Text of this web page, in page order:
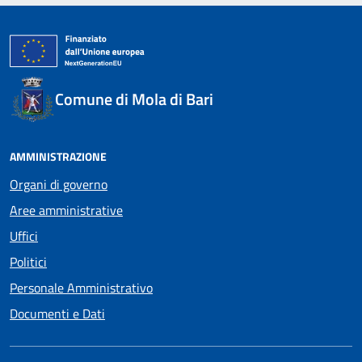
Comune di Mola di Bari
AMMINISTRAZIONE
Organi di governo
Aree amministrative
Uffici
Politici
Personale Amministrativo
Documenti e Dati